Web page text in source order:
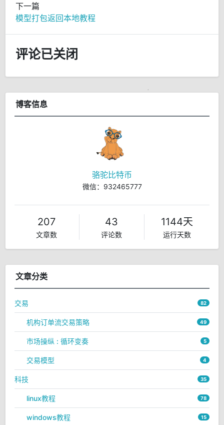
下一篇
模型打包返回本地教程
评论已关闭
博客信息
骆驼比特币
微信：932465777
207
文章数
43
评论数
1144天
运行天数
文章分类
交易 82
机构订单流交易策略 49
市场操纵 : 循环变奏 5
交易模型 4
科技 35
linux教程 78
windows教程 15